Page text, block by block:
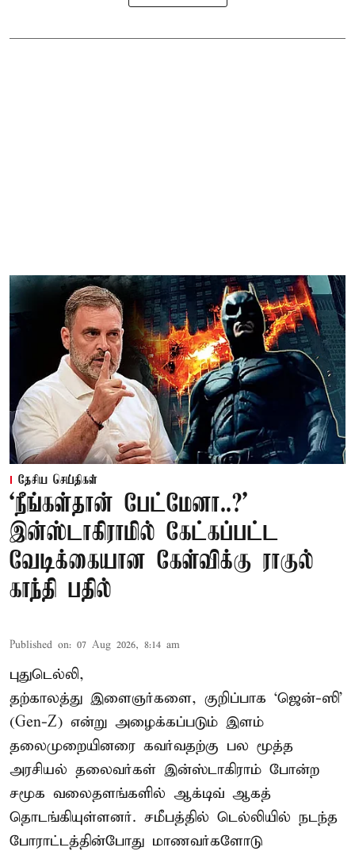
தேசிய செய்திகள்
‘நீங்கள்தான் பேட்மேனா..?’
இன்ஸ்டாகிராமில் கேட்கப்பட்ட
வேடிக்கையான கேள்விக்கு ராகுல்
காந்தி பதில்
Published on: 07 Aug 2026, 8:14 am
புதுடெல்லி,
தற்காலத்து இளைஞர்களை, குறிப்பாக ‘ஜென்-ஸி’
(Gen-Z) என்று அழைக்கப்படும் இளம்
தலைமுறையினரை கவர்வதற்கு பல மூத்த
அரசியல் தலைவர்கள் இன்ஸ்டாகிராம் போன்ற
சமூக வலைதளங்களில் ஆக்டிவ் ஆகத்
தொடங்கியுள்ளனர். சமீபத்தில் டெல்லியில் நடந்த
போராட்டத்தின்போது மாணவர்களோடு